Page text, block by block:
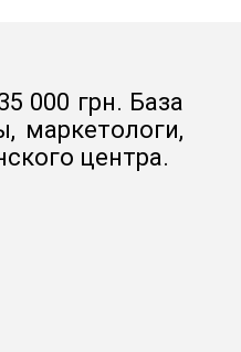
000 грн. База
маркетологи,
центра.